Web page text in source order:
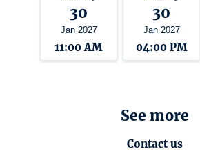
30
Jan 2027
11:00 AM
30
Jan 2027
04:00 PM
See more
Contact us